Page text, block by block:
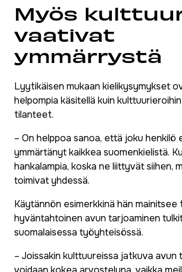
Myös
vaativat
ymmärrystä
Lyytikäisen mukaan kielikysymykset
helpompia käsitellä kuin
tilanteet.
– On helppoa sanoa, että joku henkilö
ymmärtänyt kaikkea suomenkielistä.
hankalampia, koska ne liittyvät siihen,
toimivat yhdessä.
Käytännön esimerkkinä hän
hyväntahtoinen avun tarjoaminen
suomalaisessa työyhteisössä.
– Joissakin kulttuureissa jatkuva avun